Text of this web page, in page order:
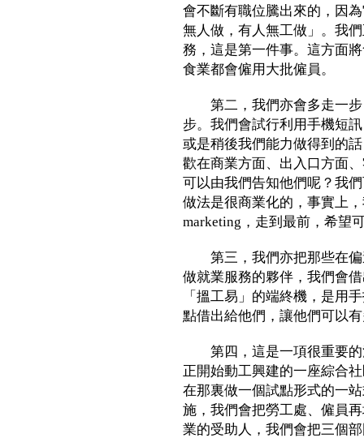
會不斷有職位騰出來的，因
無人做，有人無工做」。我
務，這是第一件事。這方面
食業都會僱用大批僱員。
第二，我們亦會多走一步
步。我們會試行利用手機短
或是稍後我們能力做得到的
歡在商業方面、出入口方面
可以由我們告知他們呢？我
做法是很商業化的，事實上
marketing，走到最前，希望
第三，我們亦把那些在偏
做就業服務的夥伴，我們會
「搵工易」的端終機，是用
點借出給他們，讓他們可以
第四，這是一項很重要的
正開始動工興建的一座綜合
在那裏做一個試點形式的一
施，我們會把勞工處、僱員
業的受助人，我們會把三個